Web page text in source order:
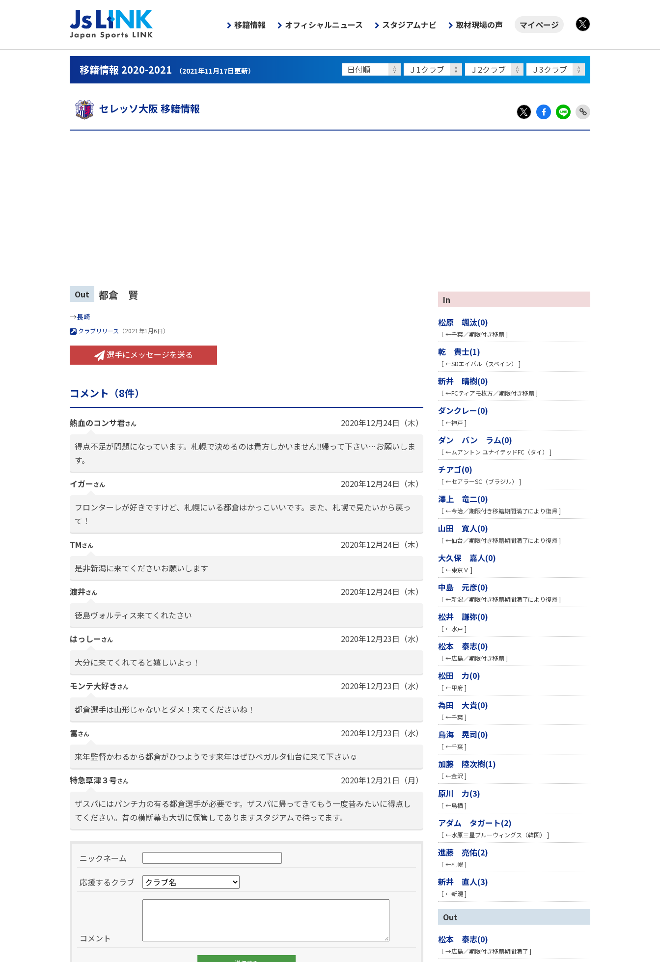
移籍情報 オフィシャルニュース スタジアムナビ 取材現場の声
マイページ
移籍情報 2020-2021 （2021年11月17日更新）
セレッソ大阪 移籍情報
X
Fac LIN Link
Out 都倉 賢
→長崎
クラブリリース （2021年1月6日）
選手にメッセージを送る
コメント（8件）
熱血のコンサ君さん
2020年12月24日（木）
得点不足が問題になっています。札幌で決めるのは貴方しかいません‼︎帰って下さい…お願いしま
す。
イガーさん
2020年12月24日（木）
フロンターレが好きですけど、札幌にいる都倉はかっこいいです。また、札幌で見たいから戻っ
て！
TMさん
2020年12月24日（木）
是非新潟に来てくださいお願いします
渡井さん
2020年12月24日（木）
徳島ヴォルティス来てくれたさい
はっしーさん
2020年12月23日（水）
大分に来てくれてると嬉しいよっ！
モンテ大好きさん
2020年12月23日（水）
都倉選手は山形じゃないとダメ！来てくださいね！
嵩さん
2020年12月23日（水）
来年監督かわるから都倉がひつようです来年はぜひベガルタ仙台に来て下さい☺️
特急草津３号さん
2020年12月21日（月）
ザスパにはパンチ力の有る都倉選手が必要です。ザスパに帰ってきてもう一度昔みたいに得点し
てください。昔の横断幕も大切に保管してありますスタジアムで待ってます。
ニックネーム
応援するクラブ
コメント
In
松原 颯汰(0)
［ ←千葉／期限付き移籍 ]
乾 貴士(1)
［ ←SDエイバル（スペイン） ]
新井 晴樹(0)
［ ←FCティアモ枚方／期限付き移籍 ]
ダンクレー(0)
［ ←神戸 ]
ダン バン ラム(0)
［ ←ムアントン ユナイテッドFC（タイ） ]
チアゴ(0)
［ ←セアラーSC（ブラジル） ]
澤上 竜二(0)
［ ←今治／期限付き移籍期間満了により復帰 ]
山田 寛人(0)
［ ←仙台／期限付き移籍期間満了により復帰 ]
大久保 嘉人(0)
［ ←東京Ｖ ]
中島 元彦(0)
［ ←新潟／期限付き移籍期間満了により復帰 ]
松井 謙弥(0)
［ ←水戸 ]
松本 泰志(0)
［ ←広島／期限付き移籍 ]
松田 力(0)
［ ←甲府 ]
為田 大貴(0)
［ ←千葉 ]
鳥海 晃司(0)
［ ←千葉 ]
加藤 陸次樹(1)
［ ←金沢 ]
原川 力(3)
［ ←鳥栖 ]
アダム タガート(2)
［ ←水原三星ブルーウィングス（韓国） ]
進藤 亮佑(2)
［ ←札幌 ]
新井 直人(3)
［ ←新潟 ]
Out
松本 泰志(0)
［ →広島／期限付き移籍期間満了 ]